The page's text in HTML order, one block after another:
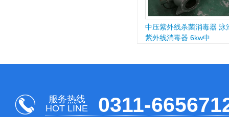
中压紫外线杀菌消毒器 泳
紫外线消毒器 6kw中
服务热线
HOT LINE
0311-